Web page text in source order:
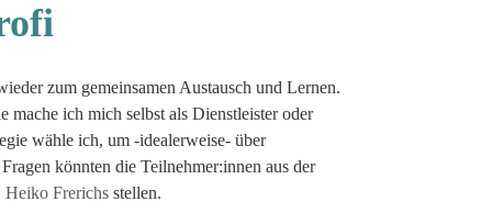
zum gemeinsamen Austausch und Lernen.
mache ich mich selbst als Dienstleister oder
wähle ich, um -idealerweise- über
könnten die Teilnehmer:innen aus der
Heiko Frerichs stellen.